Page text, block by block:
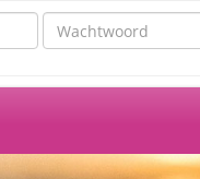
Wachtwoord